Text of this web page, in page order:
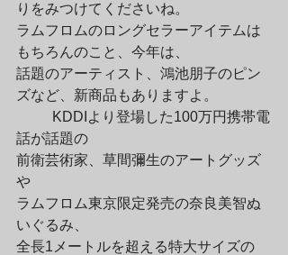
りをみつけてくださいね。
ラムフロムのロングセラーアイテムは
もちろんのこと、今年は、
話題のアーティスト、鴻池朋子のピン
ズなど、新商品もありますよ。
話が話題の
前衛芸術家、草間彌生のアートグッズ
や
ラムフロム東京限定発売の奈良美智ぬ
いぐるみ、
全長1メートルを超える特大サイズの